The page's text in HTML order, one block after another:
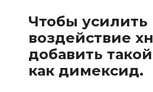
Чтобы усилить
воздействие
добавить
как димексид.